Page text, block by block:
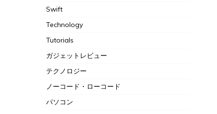
Swift
Technology
Tutorials
ガジェットレビュー
テクノロジー
ノーコード・ローコード
パソコン